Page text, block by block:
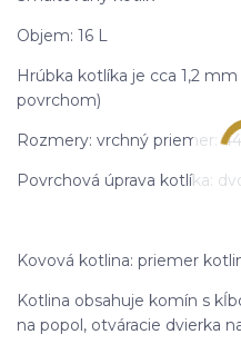
Objem: 16 L
Hrúbka kotlíka je cca 1,2
povrchom)
Rozmery: vrchný priemer:
Povrchová úprava kotlíka:
Kovová kotlina: priemer
Kotlina obsahuje komín s
na popol, otváracie dvierka